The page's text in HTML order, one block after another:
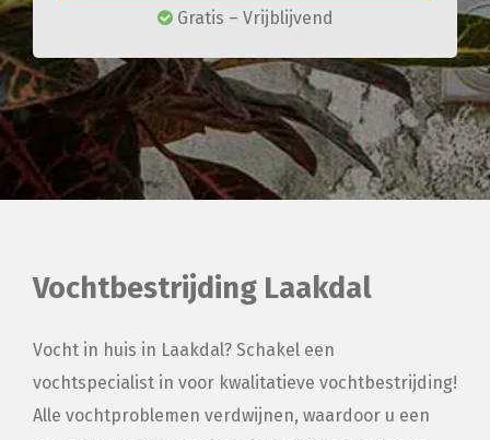
Gratis – Vrijblijvend
Vochtbestrijding Laakdal
Vocht in huis in Laakdal? Schakel een
vochtspecialist in voor kwalitatieve vochtbestrijding!
Alle vochtproblemen verdwijnen, waardoor u een